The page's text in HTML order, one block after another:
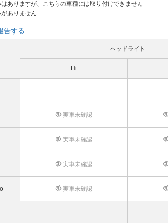
ありますが、こちらの車種には取り付けできません
ありません
告する
ヘッドライト
Hi
実車未確認
実車未確認
実車未確認
実車未確認